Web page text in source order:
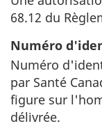
68.12 du
Numéro
Numéro
par Santé
figure sur
délivrée.